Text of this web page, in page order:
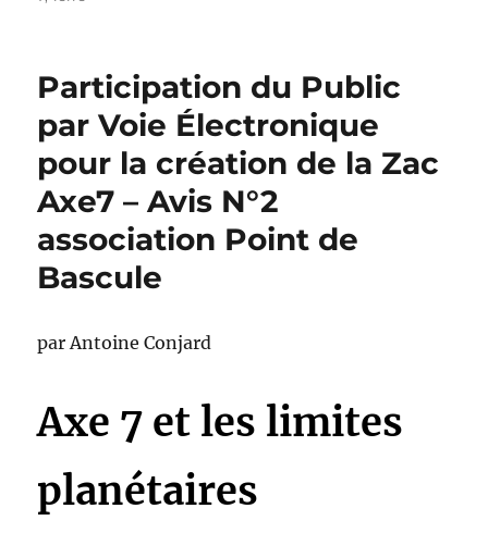
Participation du Public
par Voie Électronique
pour la création de la Zac
Axe7 – Avis N°2
association Point de
Bascule
par Antoine Conjard
Axe 7 et les limites
planétaires